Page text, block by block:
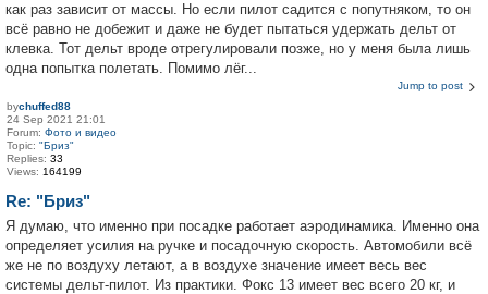
как раз зависит от массы. Но если пилот садится с попутняком, то он
всё равно не добежит и даже не будет пытаться удержать дельт от
клевка. Тот дельт вроде отрегулировали позже, но у меня была лишь
одна попытка полетать. Помимо лёг...
Jump to post
bychuffed88
24 Sep 2021 21:01
Forum: Фото и видео
Topic: "Бриз"
Replies: 33
Views: 164199
Re: "Бриз"
Я думаю, что именно при посадке работает аэродинамика. Именно она
определяет усилия на ручке и посадочную скорость. Автомобили всё
же не по воздуху летают, а в воздухе значение имеет весь вес
системы дельт-пилот. Из практики. Фокс 13 имеет вес всего 20 кг, и